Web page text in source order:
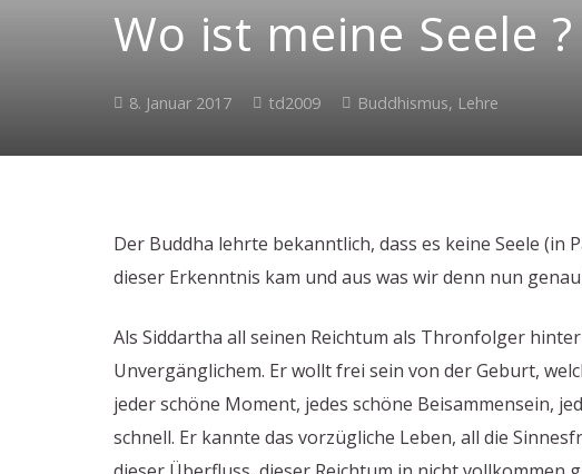
Wo ist meine Seele ?
8. Januar 2017 td2009 Buddhismus, Lehre
Der Buddha lehrte bekanntlich, dass es keine Seele (in
dieser Erkenntnis kam und aus was wir denn nun
Als Siddartha all seinen Reichtum als Thronfolger
Unvergänglichem. Er wollt frei sein von der Geburt,
jeder schöne Moment, jedes schöne Beisammensein,
schnell. Er kannte das vorzügliche Leben, all die